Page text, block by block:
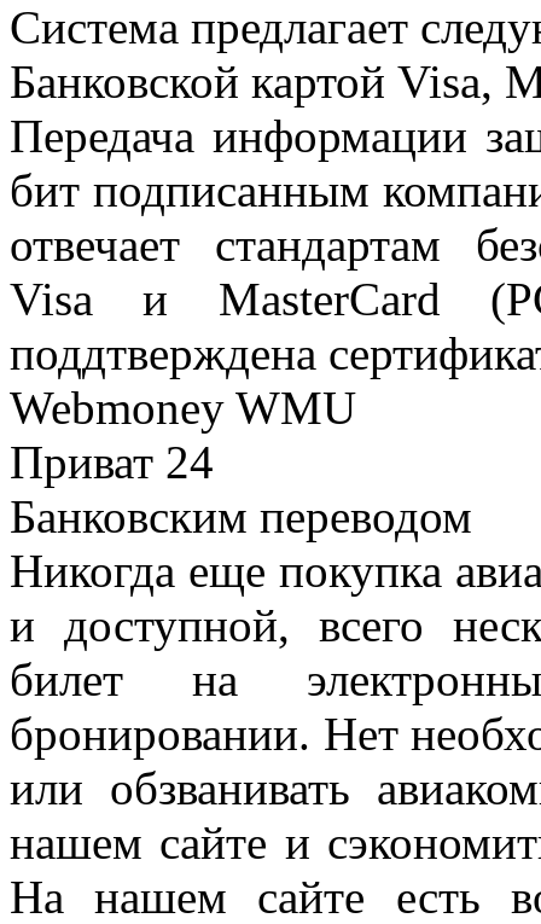
Система предлагает
Банковской картой Visa,
Передача информации
бит подписанным
отвечает стандартам
Visa и MasterCard
поддтверждена
Webmoney WMU
Приват 24
Банковским переводом
Никогда еще покупка
и доступной, всего
билет на
бронировании. Нет
или обзванивать
нашем сайте и
На нашем сайте есть